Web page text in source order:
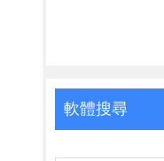
軟體搜尋